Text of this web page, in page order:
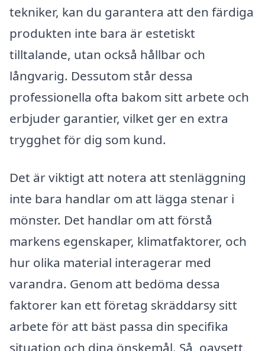
tekniker, kan du garantera att den färdiga
produkten inte bara är estetiskt
tilltalande, utan också hållbar och
långvarig. Dessutom står dessa
professionella ofta bakom sitt arbete och
erbjuder garantier, vilket ger en extra
trygghet för dig som kund.
Det är viktigt att notera att stenläggning
inte bara handlar om att lägga stenar i
mönster. Det handlar om att förstå
markens egenskaper, klimatfaktorer, och
hur olika material interagerar med
varandra. Genom att bedöma dessa
faktorer kan ett företag skräddarsy sitt
arbete för att bäst passa din specifika
situation och dina önskemål. Så, oavsett